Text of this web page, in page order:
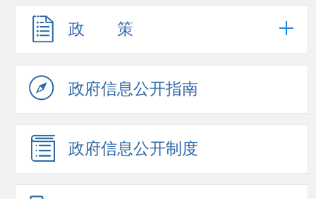
政 策
政府信息公开指南
政府信息公开制度